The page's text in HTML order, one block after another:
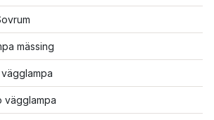
mässing
vägglampa